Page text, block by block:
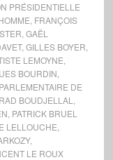
PRÉSIDENTIELLE
FRANÇOIS
GAËL
, GILLES BOYER
LEMOYNE
BOURDIN
DE
BOUDJELLAL
PATRICK BRUEL
LELLOUCHE
,
LE ROUX